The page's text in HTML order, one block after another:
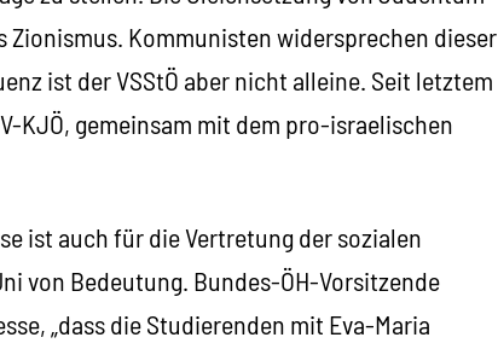
Zionismus. Kommunisten widersprechen dieser
ist der VSStÖ aber nicht alleine. Seit letztem
KJÖ, gemeinsam mit dem pro-israelischen
ist auch für die Vertretung der sozialen
von Bedeutung. Bundes-ÖH-Vorsitzende
„dass die Studierenden mit Eva-Maria